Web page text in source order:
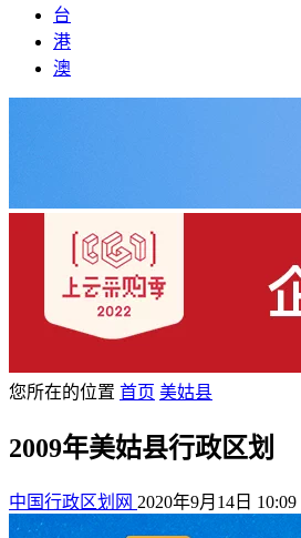
台
港
澳
您所在的位置 首页 美姑县
2009年美姑县行政区划
中国行政区划网 2020年9月14日 10:09